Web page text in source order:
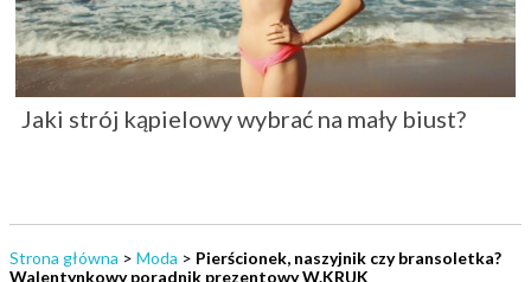
Jaki strój kąpielowy wybrać na mały biust?
Strona główna > Moda > Pierścionek, naszyjnik czy bransoletka?
Walentynkowy poradnik prezentowy W.KRUK